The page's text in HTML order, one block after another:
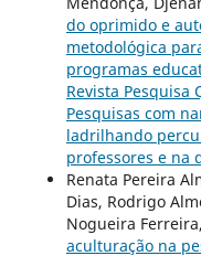
do oprimido e
metodológica
programas
Revista Pesquisa
Pesquisas com
ladrilhando
professores e na
Renata Pereira
Dias, Rodrigo
Nogueira Ferreira,
aculturação na